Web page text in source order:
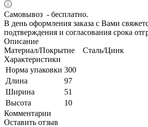
Самовывоз - бесплатно.
В день оформления заказа с Вами
подтверждения и согласования срока
Описание
Материал/Покрытие Сталь/Цинк
Характеристики
Норма упаковки 300
Длина
97
Ширина
51
Высота
10
Комментарии
Оставить отзыв